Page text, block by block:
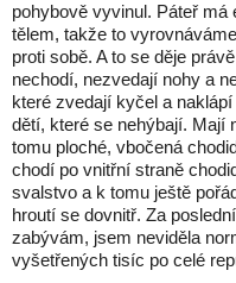
pohybově vyvinul. Páteř
tělem, takže to
proti sobě. A to se děje
nechodí, nezvedají nohy a
které zvedají kyčel a
dětí, které se nehýbají. Mají
tomu ploché, vbočená
chodí po vnitřní straně
svalstvo a k tomu ještě
hroutí se dovnitř. Za
zabývám, jsem neviděla
vyšetřených tisíc po celé